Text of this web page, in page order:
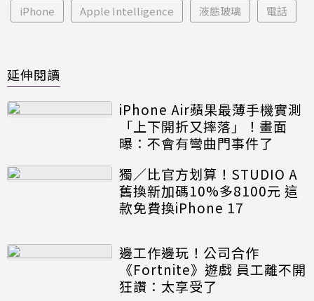
iPhone Apple Intelligence 液態玻璃 電話
延伸閱讀
iPhone Air蘋果最薄手機實測
「上下開折又摔落」！畫面
曝：不會有彎曲門事件了
獨／比官方划算！STUDIO A
舊換新加碼10%多8100元 這
款免費換iPhone 17
邊工作邊玩！公司合作
《Fortnite》遊戲 員工離不開
狂讚：太享受了